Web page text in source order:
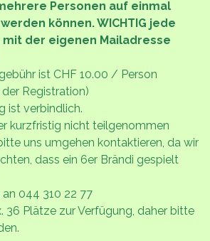
Personen auf einmal
können. WICHTIG jede
mit der eigenen Mailadresse
ist CHF 10.00 / Person
Registration)
ist verbindlich.
kurzfristig nicht teilgenommen
uns umgehen kontaktieren, da wir
dass ein 6er Brändi gespielt
044 310 22 77
36 Plätze zur Verfügung, daher bitte